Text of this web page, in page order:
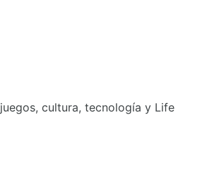
cultura, tecnología y Life